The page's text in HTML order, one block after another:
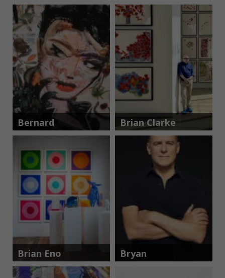
Bernard
Pras
Brian Clarke
Brian Eno Bryan
Adams